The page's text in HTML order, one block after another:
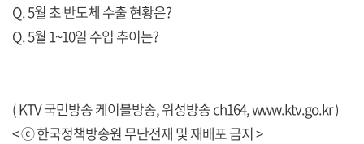
Q. 5월 초 반도체 수출 현황은?
Q. 5월 1~10일 수입 추이는?
( KTV 국민방송 케이블방송, 위성방송 ch164,www.ktv.go.kr)
< ⓒ 한국정책방송원 무단전재 및 재배포 금지 >